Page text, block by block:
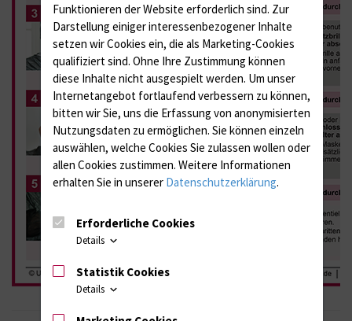
Funktionieren der Website erforderlich sind. Zur
Darstellung einiger interessenbezogener Inhalte
setzen wir Cookies ein, die als Marketing-Cookies
qualifiziert sind. Ohne Ihre Zustimmung können
diese Inhalte nicht ausgespielt werden. Um unser
Internetangebot fortlaufend verbessern zu können,
bitten wir Sie, uns die Erfassung von anonymisierten
Nutzungsdaten zu ermöglichen. Sie können einzeln
auswählen, welche Cookies Sie zulassen wollen oder
allen Cookies zustimmen. Weitere Informationen
erhalten Sie in unserer Datenschutzerklärung.
Erforderliche Cookies
Details
Statistik Cookies
Details